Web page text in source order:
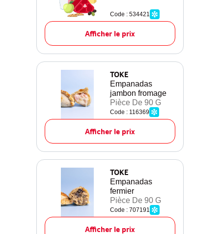
Code : 534421
Afficher le prix
TOKE
Empanadas
jambon fromage
Pièce De 90 G
Code : 116369
Afficher le prix
TOKE
Empanadas
fermier
Pièce De 90 G
Code : 707191
Afficher le prix